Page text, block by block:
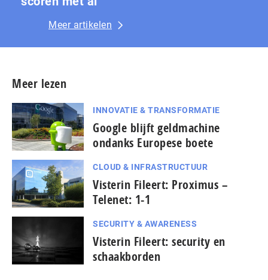
Meer artikelen
Meer lezen
INNOVATIE & TRANSFORMATIE
Google blijft geldmachine
ondanks Europese boete
CLOUD & INFRASTRUCTUUR
Visterin Fileert: Proximus –
Telenet: 1-1
SECURITY & AWARENESS
Visterin Fileert: security en
schaakborden